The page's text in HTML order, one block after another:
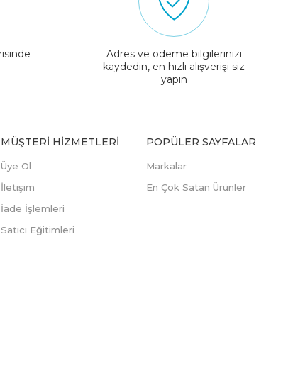
Adres ve ödeme bilgilerinizi
kaydedin, en hızlı alışverişi siz
yapın
MÜŞTERI HIZMETLERI
Üye Ol
İletişim
İade İşlemleri
Satıcı Eğitimleri
POPÜLER SAYFALAR
Markalar
En Çok Satan Ürünler